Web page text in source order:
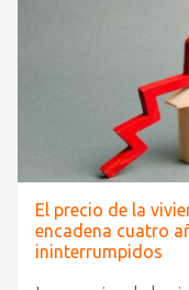
El precio de la
encadena cuatro
ininterrumpidos